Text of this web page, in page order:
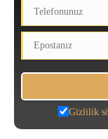
Gizlilik